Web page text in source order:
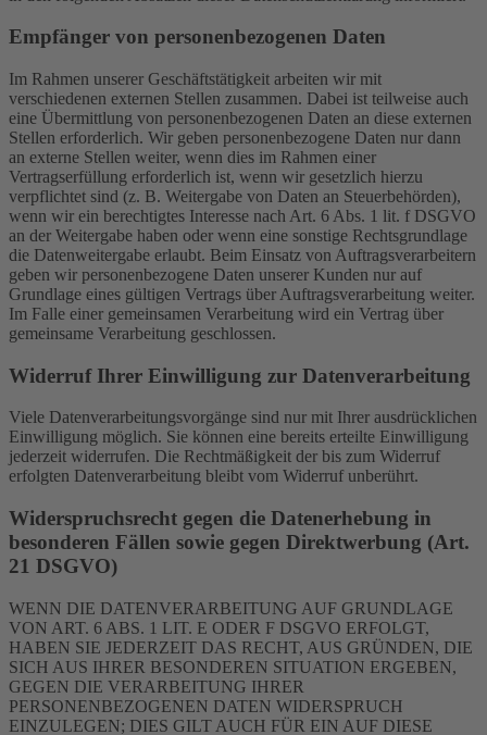
Empfänger von personenbezogenen Daten
Im Rahmen unserer Geschäftstätigkeit arbeiten wir mit
verschiedenen externen Stellen zusammen. Dabei ist teilweise auch
eine Übermittlung von personenbezogenen Daten an diese externen
Stellen erforderlich. Wir geben personenbezogene Daten nur dann
an externe Stellen weiter, wenn dies im Rahmen einer
Vertragserfüllung erforderlich ist, wenn wir gesetzlich hierzu
verpflichtet sind (z. B. Weitergabe von Daten an Steuerbehörden),
wenn wir ein berechtigtes Interesse nach Art. 6 Abs. 1 lit. f DSGVO
an der Weitergabe haben oder wenn eine sonstige Rechtsgrundlage
die Datenweitergabe erlaubt. Beim Einsatz von Auftragsverarbeitern
geben wir personenbezogene Daten unserer Kunden nur auf
Grundlage eines gültigen Vertrags über Auftragsverarbeitung weiter.
Im Falle einer gemeinsamen Verarbeitung wird ein Vertrag über
gemeinsame Verarbeitung geschlossen.
Widerruf Ihrer Einwilligung zur Datenverarbeitung
Viele Datenverarbeitungsvorgänge sind nur mit Ihrer ausdrücklichen
Einwilligung möglich. Sie können eine bereits erteilte Einwilligung
jederzeit widerrufen. Die Rechtmäßigkeit der bis zum Widerruf
erfolgten Datenverarbeitung bleibt vom Widerruf unberührt.
Widerspruchsrecht gegen die Datenerhebung in
besonderen Fällen sowie gegen Direktwerbung (Art.
21 DSGVO)
WENN DIE DATENVERARBEITUNG AUF GRUNDLAGE
VON ART. 6 ABS. 1 LIT. E ODER F DSGVO ERFOLGT,
HABEN SIE JEDERZEIT DAS RECHT, AUS GRÜNDEN, DIE
SICH AUS IHRER BESONDEREN SITUATION ERGEBEN,
GEGEN DIE VERARBEITUNG IHRER
PERSONENBEZOGENEN DATEN WIDERSPRUCH
EINZULEGEN; DIES GILT AUCH FÜR EIN AUF DIESE